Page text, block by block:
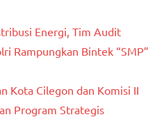
Energi, Tim Audit
Rampungkan Bintek “SMP”
Kota Cilegon dan Komisi II
Program Strategis